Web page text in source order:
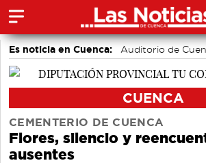
Es noticia en Cuenca: Auditorio de
CUENCA
CEMENTERIO DE CUENCA
Flores, silencio y
ausentes